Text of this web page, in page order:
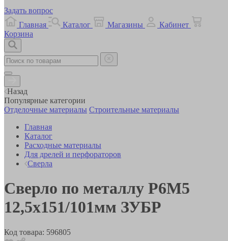
Задать вопрос
Главная
Каталог Магазины
Кабинет
Корзина
Назад
Популярные категории
Отделочные материалы Строительные материалы
Главная
Каталог
Расходные материалы
Для дрелей и перфораторов
Сверла
Сверло по металлу Р6М5
12,5х151/101мм ЗУБР
Код товара: 596805